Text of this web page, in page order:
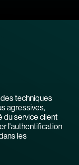
techniques
agressives,
du service client
l'authentification
les